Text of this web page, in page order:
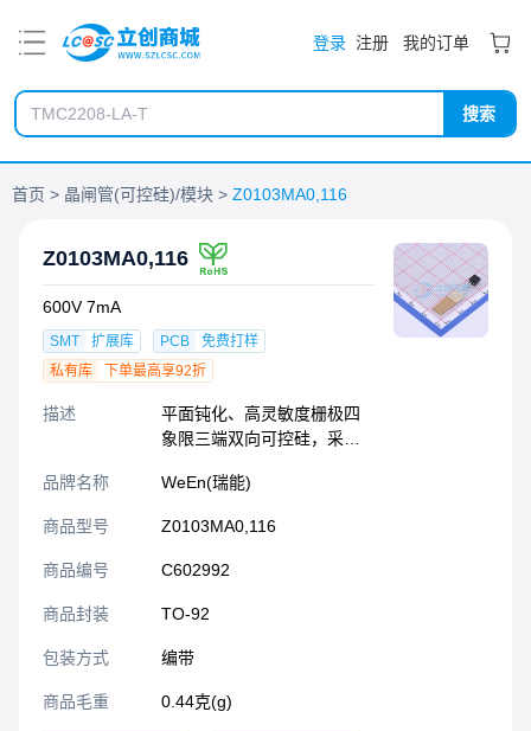
登录 注册 我的订单
搜索
首页 晶闸管(可控硅)/模块 Z0103MA0,116
Z0103MA0,116
600V 7mA
SMT 扩展库 PCB
免费打样
私有库
下单最高享92折
描述
平面钝化、高灵敏度栅极四
象限三端双向可控硅，采用
装，适用于需要增强抗噪能
极驱动器直接接口的应用。
品牌名称 WeEn(瑞能)
商品型号 Z0103MA0,116
商品编号 C602992
商品封装 TO-92​
包装方式 编带
商品毛重 0.44克(g)